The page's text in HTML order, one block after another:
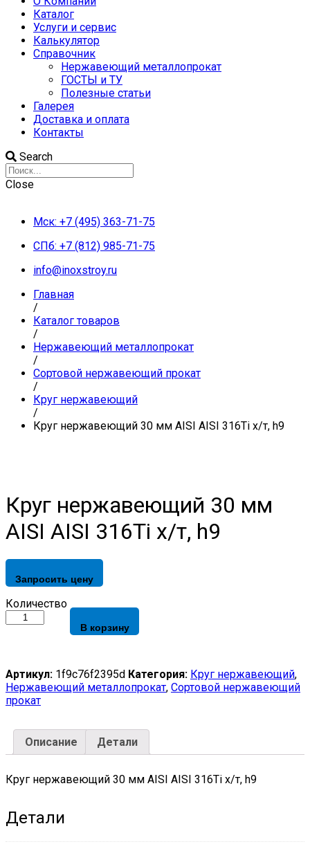
Каталог
Услуги и сервис
Калькулятор
Справочник
Нержавеющий металлопрокат
ГОСТЫ и ТУ
Полезные статьи
Галерея
Доставка и оплата
Контакты
Search
Close
Мск: +7 (495) 363-71-75
СПб: +7 (812) 985-71-75
info@inoxstroy.ru
Главная
/
Каталог товаров
/
Нержавеющий металлопрокат
/
Сортовой нержавеющий прокат
/
Круг нержавеющий
/
Круг нержавеющий 30 мм AISI AISI 316Ti х/т, h9
Круг нержавеющий 30 мм
AISI AISI 316Ti х/т, h9
Запросить цену
Круг
нержавеющий
AISI
316Ti
х/
т,
quantity
Количество
В корзину
Артикул: 1f9c76f2395d Категория: Круг нержавеющий,
Нержавеющий металлопрокат, Сортовой нержавеющий
прокат
Описание Детали
Круг нержавеющий 30 мм AISI AISI 316Ti х/т, h9
Детали